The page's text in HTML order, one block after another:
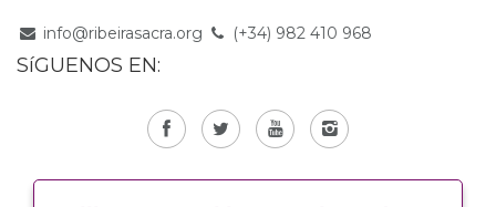
info@ribeirasacra.org (+34) 982 410 968
SíGUENOS EN: